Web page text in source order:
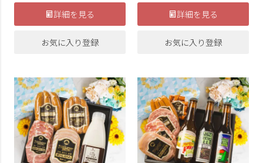
詳細を見る
お気に入り登録
詳細を見る
お気に入り登録